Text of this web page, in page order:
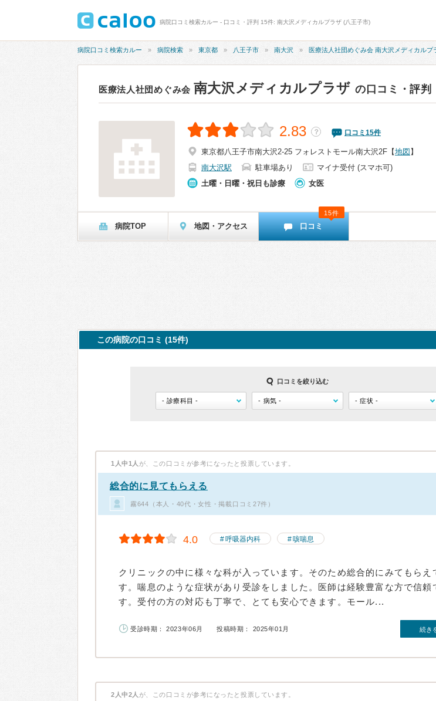
病院口コミ検索カルー - 口コミ・評判 15件: 南大沢メディカルプラザ (八王子市)
病院口コミ検索カルー 病院検索 東京都 八王子市 南大沢 医療法人社団めぐみ会 南大沢メディカルプ
医療法人社団めぐみ会 南大沢メディカルプラザ の口コミ・評判
2.83 ？ 口コミ 15件
東京都八王子市南大沢2-25 フォレストモール南大沢2F 【地図 】
南大沢駅
駐車場あり
マイナ受付 (スマホ可)
土曜・日曜・祝日も診療
女医
病院TOP 地図・アクセス 口コミ
15件
この病院の口コミ (15件)
口コミを絞り込む
1人中1人 が、この口コミが参考になったと投票しています。
総合的に見てもらえる
霧644（本人・40代・女性・掲載口コミ27件）
4.0 呼吸器内科 咳喘息
クリニックの中に様々な科が入っています。そのため総合的にみてもらえ
す。喘息のような症状があり受診をしました。医師は経験豊富な方で信頼
す。受付の方の対応も丁寧で、とても安心できます。モール...
受診時期： 2023年06月 投稿時期： 2025年01月 続き
2人中2人 が、この口コミが参考になったと投票しています。